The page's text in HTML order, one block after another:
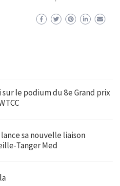
sur le podium du 8e Grand prix
sa nouvelle liaison
Tanger Med